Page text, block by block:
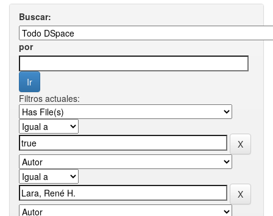
Buscar:
por
Filtros actuales: